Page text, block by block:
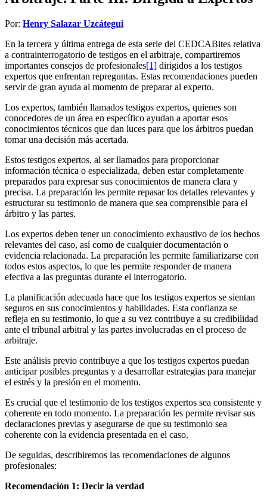
Por: Henry Salazar Uzcátegui
En la tercera y última entrega de esta serie del CEDCABites relativa
a contrainterrogatorio de testigos en el arbitraje, compartiremos
importantes consejos de profesionales[1] dirigidos a los testigos
expertos que enfrentan repreguntas. Estas recomendaciones pueden
servir de gran ayuda al momento de preparar al experto.
Los expertos, también llamados testigos expertos, quienes son
conocedores de un área en específico ayudan a aportar esos
conocimientos técnicos que dan luces para que los árbitros puedan
tomar una decisión más acertada.
Estos testigos expertos, al ser llamados para proporcionar
información técnica o especializada, deben estar completamente
preparados para expresar sus conocimientos de manera clara y
precisa. La preparación les permite repasar los detalles relevantes y
estructurar su testimonio de manera que sea comprensible para el
árbitro y las partes.
Los expertos deben tener un conocimiento exhaustivo de los hechos
relevantes del caso, así como de cualquier documentación o
evidencia relacionada. La preparación les permite familiarizarse con
todos estos aspectos, lo que les permite responder de manera
efectiva a las preguntas durante el interrogatorio.
La planificación adecuada hace que los testigos expertos se sientan
seguros en sus conocimientos y habilidades. Esta confianza se
refleja en su testimonio, lo que a su vez contribuye a su credibilidad
ante el tribunal arbitral y las partes involucradas en el proceso de
arbitraje.
Este análisis previo contribuye a que los testigos expertos puedan
anticipar posibles preguntas y a desarrollar estrategias para manejar
el estrés y la presión en el momento.
Es crucial que el testimonio de los testigos expertos sea consistente y
coherente en todo momento. La preparación les permite revisar sus
declaraciones previas y asegurarse de que su testimonio sea
coherente con la evidencia presentada en el caso.
De seguidas, describiremos las recomendaciones de algunos
profesionales:
Recomendación 1: Decir la verdad